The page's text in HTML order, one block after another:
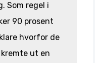
Som regel i
90 prosent
hvorfor de
ut en